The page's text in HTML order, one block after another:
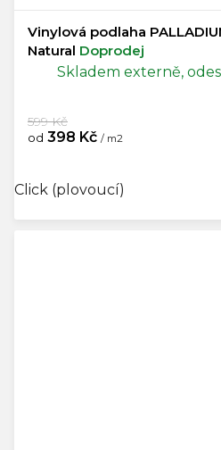
Vinylová podlaha
Natural Doprodej
Skladem externě,
od 398 Kč / m2
599 Kč
Click (plovoucí)